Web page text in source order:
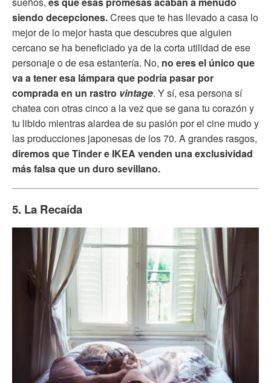
siendo decepciones.Crees que te has llevado a casa lo
mejor de lo mejor hasta que descubres que alguien
cercano se ha beneficiado ya de la corta utilidad de ese
personaje o de esa estantería. No, no eres el único que
va a tener esa lámpara que podría pasar por
comprada en un rastro vintage. Y sí, esa persona sí
chatea con otras cinco a la vez que se gana tu corazón y
tu libido mientras alardea de su pasión por el cine mudo y
las producciones japonesas de los 70. A grandes rasgos,
diremos que Tinder e IKEA venden una exclusividad
más falsa que un duro sevillano.
5. La Recaída